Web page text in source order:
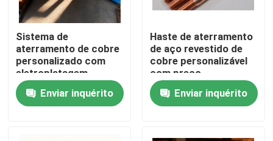
Casa
Produtos
Vídeos
Sistema de
aterramento de cobre
personalizado com
eletroplatagem
inovadora em quatro
dimensõesEnviar inquérito
Haste de aterramento
de aço revestido de
cobre personalizável
com preço
competitivo
Enviar inquérito